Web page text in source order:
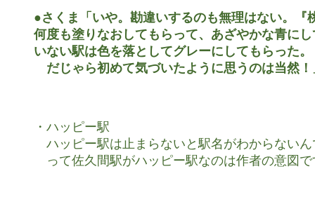
●さくま「いや。勘違いするのも無理はない。
何度も塗りなおしてもらって、あざやかな青に
いない駅は色を落としてグレーにしてもらった。
だじゃら初めて気づいたように思うのは当然！
・ハッピー駅
ハッピー駅は止まらないと駅名がわからないん
って佐久間駅がハッピー駅なのは作者の意図で